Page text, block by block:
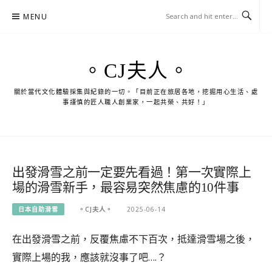
MENU
。CJ夫人。
關於當代文化體驗採集與紀錄的一切。「目前正在旅居各地，挖掘用心生活、處
事謹慎的匠人職人創業家，一起共榮、共好！」
出發滑雪之前一定要先看過！第一次實際上
場的滑雪新手，最容易突然焦慮的10件事
日本自助滑雪 。CJ夫人。 2025-06-14
在出發滑雪之前，反覆焦慮不下百次，抵達滑雪場之後，
實際上場的我，應該就沒事了吧….？